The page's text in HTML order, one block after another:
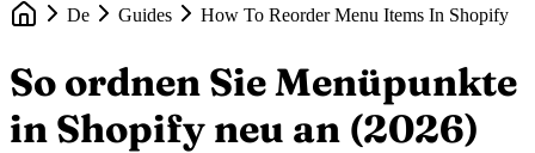
De
Guides How To Reorder Menu Items In Shopify
So ordnen Sie Menüpunkte
in Shopify neu an (2026)